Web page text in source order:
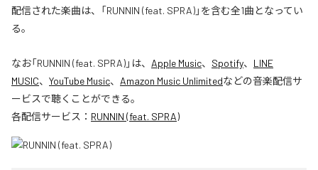
配信された楽曲は、「RUNNIN (feat. SPRA)」を含む全1曲となってい
る。
なお「RUNNIN (feat. SPRA)」は、 Apple Music、 Spotify、 LINE
MUSIC、 YouTube Music、 Amazon Music Unlimitedなどの音楽配信サ
ービスで聴くことができる。
各配信サービス： RUNNIN (feat. SPRA)